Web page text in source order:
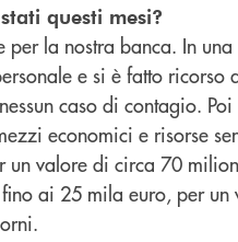
questi mesi?
la nostra banca. In
e si è fatto ricorso
caso di contagio. Poi
economici e risorse
un valore di circa 70
ai 25 mila euro, per un